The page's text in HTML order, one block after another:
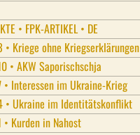
• FPK-ARTIKEL • DE
Kriege ohne Kriegserklärungen
• AKW Saporischschja
Interessen im Ukraine-Krieg
• Ukraine im Identitätskonflikt
Kurden in Nahost